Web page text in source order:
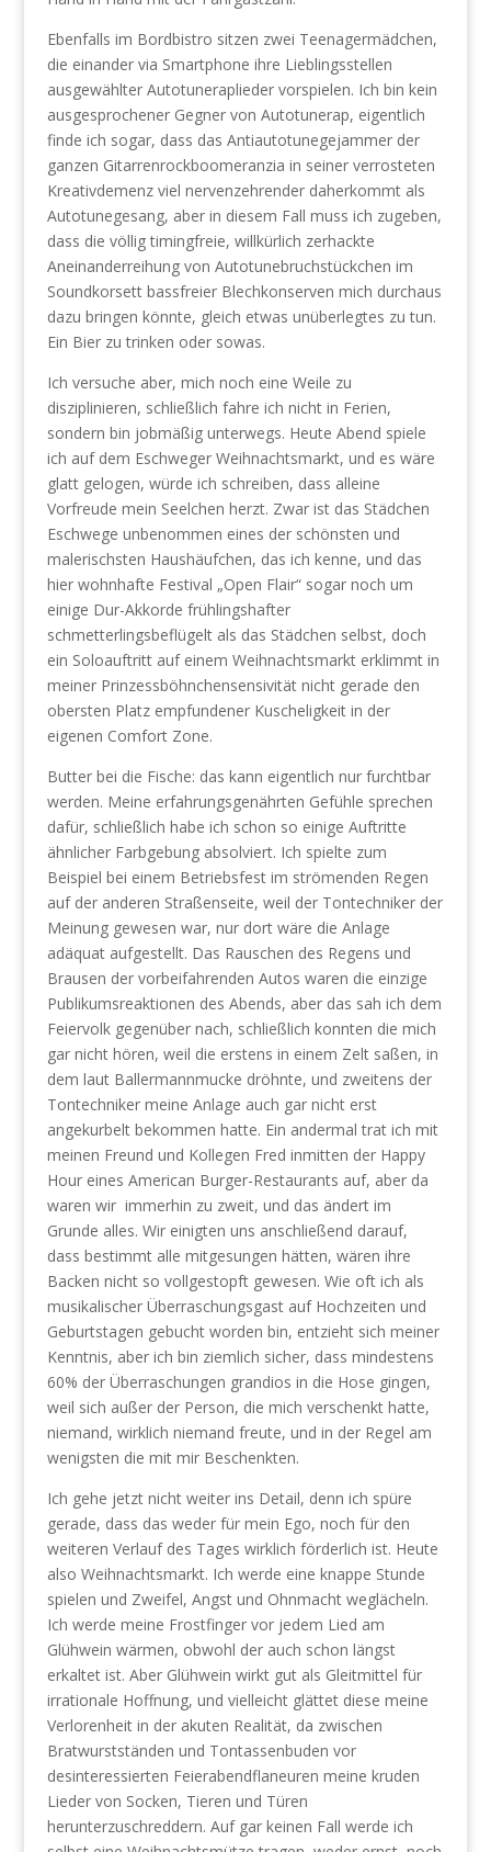
Ebenfalls im Bordbistro sitzen zwei Teenagermädchen,
die einander via Smartphone ihre Lieblingsstellen
ausgewählter Autotuneraplieder vorspielen. Ich bin kein
ausgesprochener Gegner von Autotunerap, eigentlich
finde ich sogar, dass das Antiautotunegejammer der
ganzen Gitarrenrockboomeranzia in seiner verrosteten
Kreativdemenz viel nervenzehrender daherkommt als
Autotunegesang, aber in diesem Fall muss ich zugeben,
dass die völlig timingfreie, willkürlich zerhackte
Aneinanderreihung von Autotunebruchstückchen im
Soundkorsett bassfreier Blechkonserven mich durchaus
dazu bringen könnte, gleich etwas unüberlegtes zu tun.
Ein Bier zu trinken oder sowas.
Ich versuche aber, mich noch eine Weile zu
disziplinieren, schließlich fahre ich nicht in Ferien,
sondern bin jobmäßig unterwegs. Heute Abend spiele
ich auf dem Eschweger Weihnachtsmarkt, und es wäre
glatt gelogen, würde ich schreiben, dass alleine
Vorfreude mein Seelchen herzt. Zwar ist das Städchen
Eschwege unbenommen eines der schönsten und
malerischsten Haushäufchen, das ich kenne, und das
hier wohnhafte Festival „Open Flair“ sogar noch um
einige Dur-Akkorde frühlingshafter
schmetterlingsbeflügelt als das Städchen selbst, doch
ein Soloauftritt auf einem Weihnachtsmarkt erklimmt in
meiner Prinzessböhnchensensivität nicht gerade den
obersten Platz empfundener Kuscheligkeit in der
eigenen Comfort Zone.
Butter bei die Fische: das kann eigentlich nur furchtbar
werden. Meine erfahrungsgenährten Gefühle sprechen
dafür, schließlich habe ich schon so einige Auftritte
ähnlicher Farbgebung absolviert. Ich spielte zum
Beispiel bei einem Betriebsfest im strömenden Regen
auf der anderen Straßenseite, weil der Tontechniker der
Meinung gewesen war, nur dort wäre die Anlage
adäquat aufgestellt. Das Rauschen des Regens und
Brausen der vorbeifahrenden Autos waren die einzige
Publikumsreaktionen des Abends, aber das sah ich dem
Feiervolk gegenüber nach, schließlich konnten die mich
gar nicht hören, weil die erstens in einem Zelt saßen, in
dem laut Ballermannmucke dröhnte, und zweitens der
Tontechniker meine Anlage auch gar nicht erst
angekurbelt bekommen hatte. Ein andermal trat ich mit
meinen Freund und Kollegen Fred inmitten der Happy
Hour eines American Burger-Restaurants auf, aber da
waren wir immerhin zu zweit, und das ändert im
Grunde alles. Wir einigten uns anschließend darauf,
dass bestimmt alle mitgesungen hätten, wären ihre
Backen nicht so vollgestopft gewesen. Wie oft ich als
musikalischer Überraschungsgast auf Hochzeiten und
Geburtstagen gebucht worden bin, entzieht sich meiner
Kenntnis, aber ich bin ziemlich sicher, dass mindestens
60% der Überraschungen grandios in die Hose gingen,
weil sich außer der Person, die mich verschenkt hatte,
niemand, wirklich niemand freute, und in der Regel am
wenigsten die mit mir Beschenkten.
Ich gehe jetzt nicht weiter ins Detail, denn ich spüre
gerade, dass das weder für mein Ego, noch für den
weiteren Verlauf des Tages wirklich förderlich ist. Heute
also Weihnachtsmarkt. Ich werde eine knappe Stunde
spielen und Zweifel, Angst und Ohnmacht weglächeln.
Ich werde meine Frostfinger vor jedem Lied am
Glühwein wärmen, obwohl der auch schon längst
erkaltet ist. Aber Glühwein wirkt gut als Gleitmittel für
irrationale Hoffnung, und vielleicht glättet diese meine
Verlorenheit in der akuten Realität, da zwischen
Bratwurstständen und Tontassenbuden vor
desinteressierten Feierabendflaneuren meine kruden
Lieder von Socken, Tieren und Türen
herunterzuschreddern. Auf gar keinen Fall werde ich